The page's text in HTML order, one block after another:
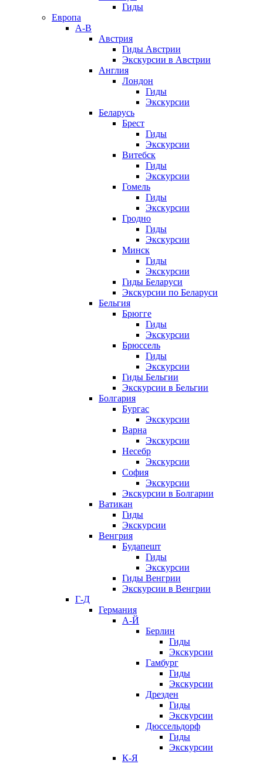
Гиды
Европа
А-В
Австрия
Гиды Австрии
Экскурсии в Австрии
Англия
Лондон
Гиды
Экскурсии
Беларусь
Брест
Гиды
Экскурсии
Витебск
Гиды
Экскурсии
Гомель
Гиды
Экскурсии
Гродно
Гиды
Экскурсии
Минск
Гиды
Экскурсии
Гиды Беларуси
Экскурсии по Беларуси
Бельгия
Брюгге
Гиды
Экскурсии
Брюссель
Гиды
Экскурсии
Гиды Бельгии
Экскурсии в Бельгии
Болгария
Бургас
Экскурсии
Варна
Экскурсии
Несебр
Экскурсии
София
Экскурсии
Экскурсии в Болгарии
Ватикан
Гиды
Экскурсии
Венгрия
Будапешт
Гиды
Экскурсии
Гиды Венгрии
Экскурсии в Венгрии
Г-Д
Германия
А-Й
Берлин
Гиды
Экскурсии
Гамбург
Гиды
Экскурсии
Дрезден
Гиды
Экскурсии
Дюссельдорф
Гиды
Экскурсии
К-Я